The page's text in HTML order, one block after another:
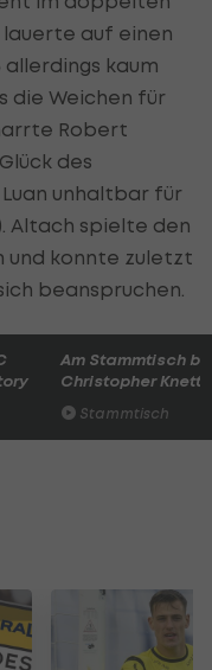
lauerte auf einen
allerdings kaum
die Weichen für
Robert
des
Luan unhaltbar für
Altach spielte den
und konnte zuletzt
beanspruchen.
Am Stammtisch
Christopher Knett
Stammtisch